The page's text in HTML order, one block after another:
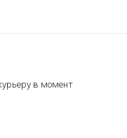
в момент